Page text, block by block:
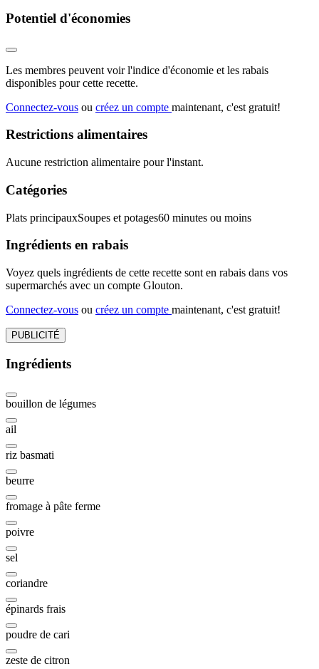
Potentiel d'économies
Les membres peuvent voir l'indice d'économie et les rabais
disponibles pour cette recette.
Connectez-vous ou créez un compte maintenant, c'est gratuit!
Restrictions alimentaires
Aucune restriction alimentaire pour l'instant.
Catégories
Plats principauxSoupes et potages60 minutes ou moins
Ingrédients en rabais
Voyez quels ingrédients de cette recette sont en rabais dans vos
supermarchés avec un compte Glouton.
Connectez-vous ou créez un compte maintenant, c'est gratuit!
PUBLICITÉ
Ingrédients
bouillon de légumes
ail
riz basmati
beurre
fromage à pâte ferme
poivre
sel
coriandre
épinards frais
poudre de cari
zeste de citron